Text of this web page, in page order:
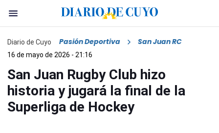
Diario de Cuyo Pasión Deportiva San Juan RC
16 de mayo de 2026 - 21:16
San Juan Rugby Club hizo
historia y jugará la final de la
Superliga de Hockey